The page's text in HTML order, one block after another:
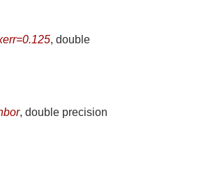
, double
, double precision